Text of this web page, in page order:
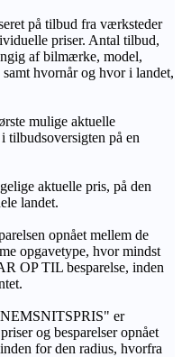
på tilbud fra værksteder
priser. Antal tilbud,
af bilmærke, model,
hvornår og hvor i landet,
mulige aktuelle
tilbudsoversigten på en
aktuelle pris, på den
landet.
opnået mellem de
opgavetype, hvor mindst
OP TIL besparelse, inden
er
og besparelser opnået
for den radius, hvorfra